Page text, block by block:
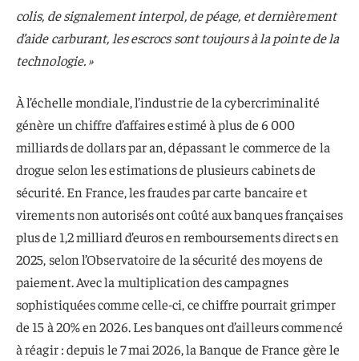
colis, de signalement interpol, de péage, et dernièrement
d’aide carburant, les escrocs sont toujours à la pointe de la
technologie. »
À l’échelle mondiale, l’industrie de la cybercriminalité
génère un chiffre d’affaires estimé à plus de 6 000
milliards de dollars par an, dépassant le commerce de la
drogue selon les estimations de plusieurs cabinets de
sécurité. En France, les fraudes par carte bancaire et
virements non autorisés ont coûté aux banques françaises
plus de 1,2 milliard d’euros en remboursements directs en
2025, selon l’Observatoire de la sécurité des moyens de
paiement. Avec la multiplication des campagnes
sophistiquées comme celle-ci, ce chiffre pourrait grimper
de 15 à 20% en 2026. Les banques ont d’ailleurs commencé
à réagir : depuis le 7 mai 2026, la Banque de France gère le